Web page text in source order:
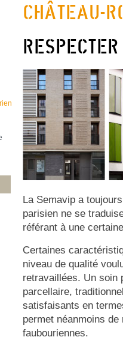
Château-
La Semavip a
parisien ne se
référant à une
Certaines
niveau de qualité
retravaillées. Un soin
parcellaire,
satisfaisants en
permet néanmoins
faubouriennes.